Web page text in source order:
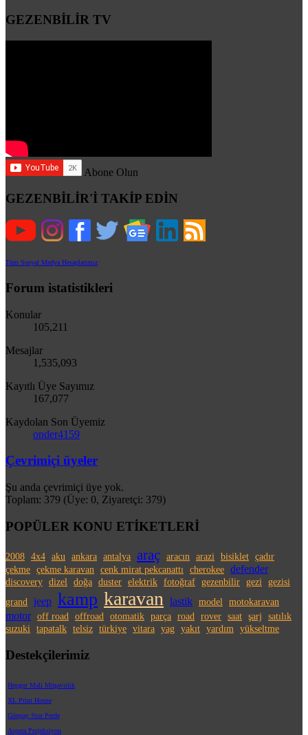
GEZENBİLİR TV
Abone Olun
GEZENBİLİR'İ TAKİP EDİN
Tüm Sosyal Medya Hesaplarımız
Forum istatistikleri
Konular
105,211
Mesajlar
1,535,093
Kayıtlı Üye Sayımız
167,077
Kaydolan Son Üyemiz
onder4159
Çevrimiçi üyeler
Şu anda çevrimiçi üye yok.
Toplam: 379 (Üye: 0, Ziyaretçi: 379)
POPÜLER KONU ETİKETLERİ
2008 4x4 aku ankara antalya araç aracın arazi bisiklet çadır
çekme çekme karavan cenk mirat pekcanattı cherokee defender
discovery dizel doğa duster elektrik fotoğraf gezenbilir gezi gezisi
grand jeep kamp karavan lastik model motokaravan
motor off road offroad otomatik parça road rover saat şarj
satılık
suzuki tapatalk telsiz türkiye vitara yag yakıt yardım yükseltme
Destekçilerimiz
Hepgur Mali Müşavirlik
XL Print House
Günpay Stor Perde
Aspera Projeksiyon